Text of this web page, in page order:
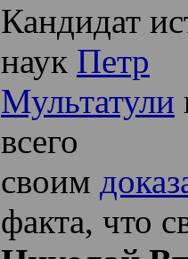
Кандидат
наук Петр
Мультатули
всего
своим
факта, что